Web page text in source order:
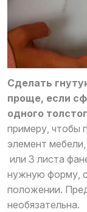
Сделать
проще, если
одного
примеру, чтобы
элемент
или 3 листа
нужную форму,
положении.
необязательна.